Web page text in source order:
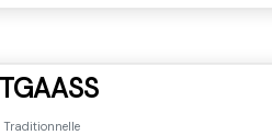
Traditionnelle